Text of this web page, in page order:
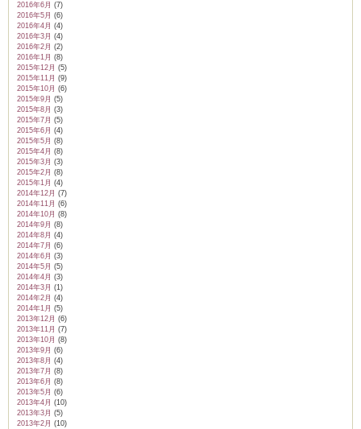
2016年6月 (7)
2016年5月 (6)
2016年4月 (4)
2016年3月 (4)
2016年2月 (2)
2016年1月 (8)
2015年12月 (5)
2015年11月 (9)
2015年10月 (6)
2015年9月 (5)
2015年8月 (3)
2015年7月 (5)
2015年6月 (4)
2015年5月 (8)
2015年4月 (8)
2015年3月 (3)
2015年2月 (8)
2015年1月 (4)
2014年12月 (7)
2014年11月 (6)
2014年10月 (8)
2014年9月 (8)
2014年8月 (4)
2014年7月 (6)
2014年6月 (3)
2014年5月 (5)
2014年4月 (3)
2014年3月 (1)
2014年2月 (4)
2014年1月 (5)
2013年12月 (6)
2013年11月 (7)
2013年10月 (8)
2013年9月 (6)
2013年8月 (4)
2013年7月 (8)
2013年6月 (8)
2013年5月 (6)
2013年4月 (10)
2013年3月 (5)
2013年2月 (10)